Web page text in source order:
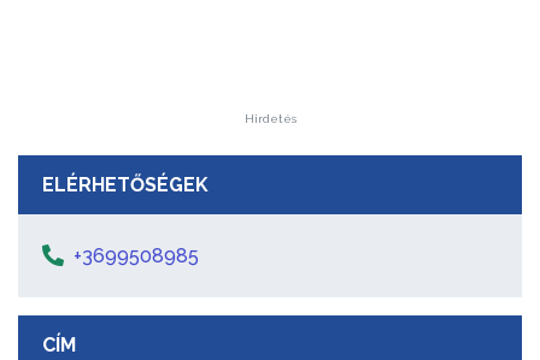
Hirdetés
ELÉRHETŐSÉGEK
+3699508985
CÍM